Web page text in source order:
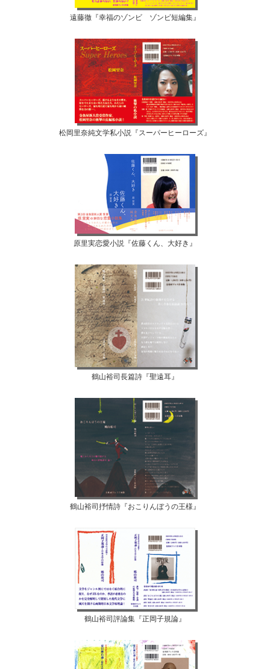
遠藤徹『幸福のゾンビ ゾンビ短編集』
松岡里奈純文学私小説『スーパーヒーローズ』
原里実恋愛小説『佐藤くん、大好き』
鶴山裕司長篇詩『聖遠耳』
鶴山裕司抒情詩『おこりんぼうの王様』
鶴山裕司評論集『正岡子規論』